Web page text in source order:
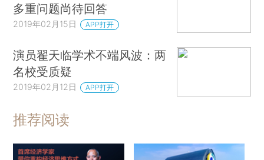
多重问题尚待回答
2019年02月15日 APP打开
演员翟天临学术不端风波：两
名校受质疑
2019年02月12日 APP打开
推荐阅读